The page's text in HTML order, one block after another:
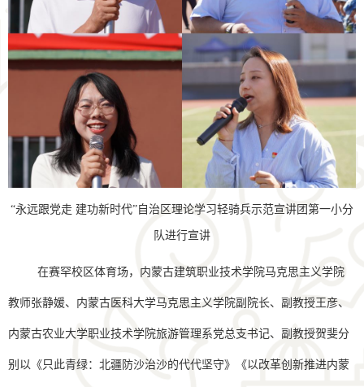
“永远跟党走 建功新时代”自治区理论学习轻骑兵示范宣讲团第一小分
队进行宣讲
在赛罕校区体育场，内蒙古建筑职业技术学院马克思主义学院
教师张静媛、内蒙古医科大学马克思主义学院副院长、副教授王彦、
内蒙古农业大学职业技术学院旅游管理系党总支书记、副教授贺斐分
别以《只此青绿：北疆防沙治沙的代代坚守》《以改革创新推进内蒙